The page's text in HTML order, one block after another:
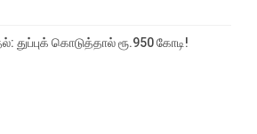
கொடுத்தால் ரூ.950 கோடி!